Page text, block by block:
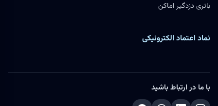
باتری دزدگیر اماکن
نماد اعتماد الکترونیکی
با ما در ارتباط باشید